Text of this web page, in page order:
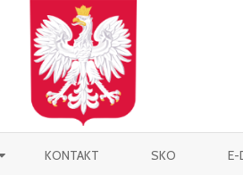
KONTAKT SKO E-